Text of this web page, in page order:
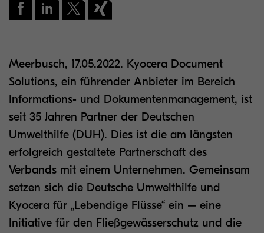
Meerbusch, 17.05.2022. Kyocera Document
Solutions, ein führender Anbieter im Bereich
Informations- und Dokumentenmanagement, ist
seit 35 Jahren Partner der Deutschen
Umwelthilfe (DUH). Dies ist die am längsten
erfolgreich gestaltete Partnerschaft des
Verbands mit einem Unternehmen. Gemeinsam
setzen sich die Deutsche Umwelthilfe und
Kyocera für „Lebendige Flüsse“ ein – eine
Initiative für den Fließgewässerschutz und die